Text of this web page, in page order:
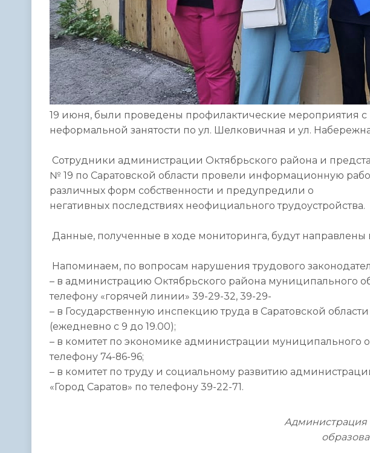
19 июня, были проведены профилактические мероприятия
неформальной занятости по ул. Шелковичная и ул.
Сотрудники администрации Октябрьского района и
№ 19 по Саратовской области провели информационную
различных форм собственности и предупредили о
негативных последствиях неофициального трудоустройства.
Данные, полученные в ходе мониторинга, будут
Напоминаем, по вопросам нарушения трудового
– в администрацию Октябрьского района муниципального
телефону «горячей линии» 39-29-32, 39-29-
– в Государственную инспекцию труда в Саратовской
(ежедневно с 9 до 19.00);
– в комитет по экономике администрации муниципального
телефону 74-86-96;
– в комитет по труду и социальному развитию
«Город Саратов» по телефону 39-22-71.
Администрация